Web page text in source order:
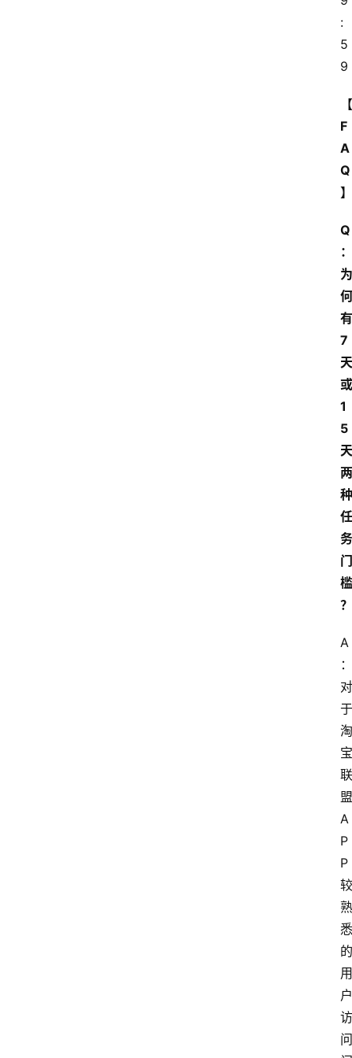
:
5
9
【
F
A
Q
】
Q
：
为
何
有
7
天
或
1
5
天
两
种
任
务
门
槛
？
A
：
对
于
淘
宝
联
盟
A
P
P
较
熟
悉
的
用
户
访
问